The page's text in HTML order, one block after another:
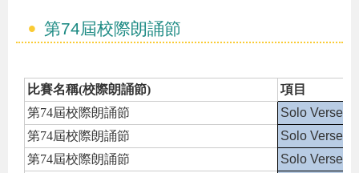
第74屆校際朗誦節
比賽名稱(校際朗誦節)
項目
第74屆校際朗誦節
Solo Verse
第74屆校際朗誦節
Solo Verse
第74屆校際朗誦節
Solo Verse